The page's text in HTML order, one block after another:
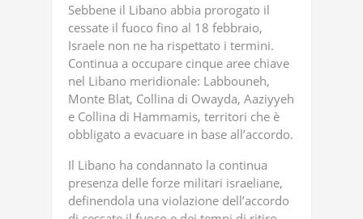
Sebbene il Libano abbia prorogato il
cessate il fuoco fino al 18 febbraio,
Israele non ne ha rispettato i termini.
Continua a occupare cinque aree chiave
nel Libano meridionale: Labbouneh,
Monte Blat, Collina di Owayda, Aaziyyeh
e Collina di Hammamis, territori che è
obbligato a evacuare in base all’accordo.
Il Libano ha condannato la continua
presenza delle forze militari israeliane,
definendola una violazione dell’accordo